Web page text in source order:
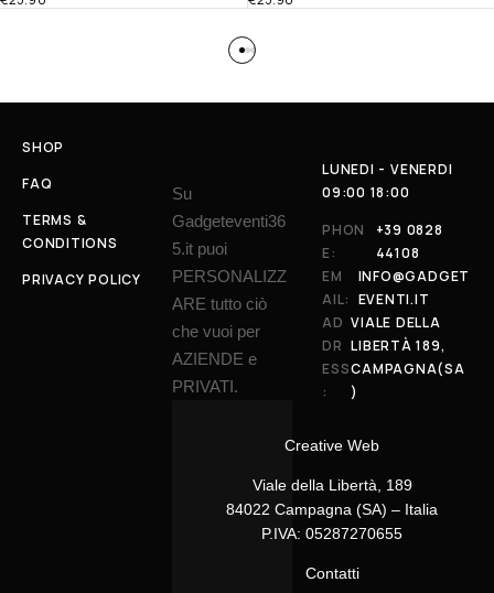
SHOP
FAQ
TERMS &
CONDITIONS
PRIVACY POLICY
Su
Gadgeteventi36
5.it puoi
PERSONALIZZ
ARE tutto ciò
che vuoi per
AZIENDE e
PRIVATI.
Creative Web
Viale della Libertà, 189
84022 Campagna (SA) – Italia
P.IVA: 05287270655
Contatti
LUNEDI - VENERDI
09:00 18:00
PHON
E:
+39 0828
44108
EM
AIL:
INFO@GADGET
EVENTI.IT
AD
DR
ESS
:
VIALE DELLA
LIBERTÀ 189,
CAMPAGNA(SA
)